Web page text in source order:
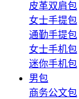
皮革双肩包
女士手提包
通勤手提包
女士手机包
迷你手机包
男包
商务公文包